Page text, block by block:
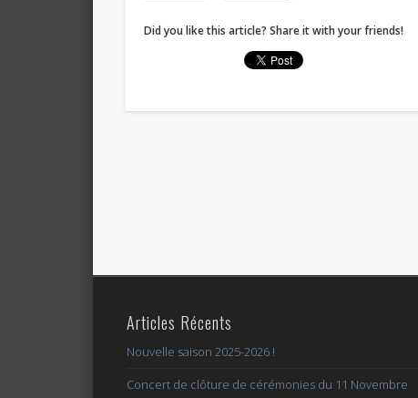
Did you like this article? Share it with your friends!
Articles Récents
Nouvelle saison 2025-2026 !
Concert de clôture de cérémonies du 11 Novembre